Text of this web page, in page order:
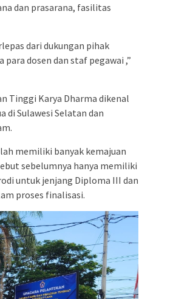
dan prasarana, fasilitas
dari dukungan pihak
dosen dan staf pegawai ,”
Tinggi Karya Dharma dikenal
di Sulawesi Selatan dan
memiliki banyak kemajuan
sebelumnya hanya memiliki
untuk jenjang Diploma III dan
proses finalisasi.